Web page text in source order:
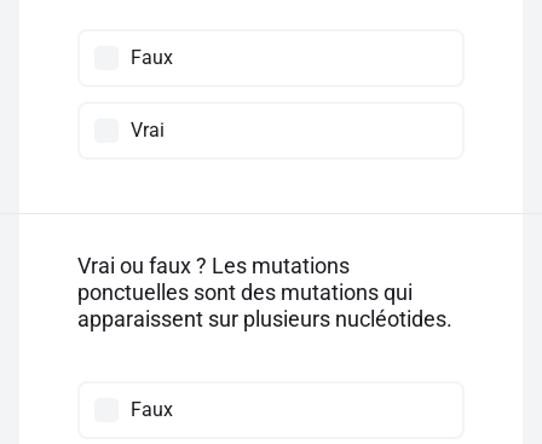
Faux
Vrai
Vrai ou faux ? Les mutations
ponctuelles sont des mutations qui
apparaissent sur plusieurs nucléotides.
Faux